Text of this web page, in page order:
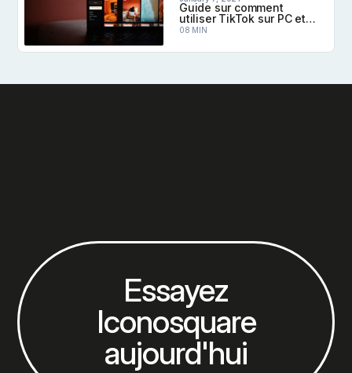
Guide sur comment
utiliser TikTok sur PC et
Mac
08 MIN
Essayez
Iconosquare
aujourd'hui